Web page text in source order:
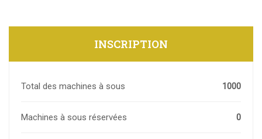
INSCRIPTION
Total des machines à sous 1000
Machines à sous réservées 0